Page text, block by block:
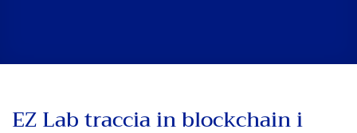
EZ Lab traccia in blockchain i